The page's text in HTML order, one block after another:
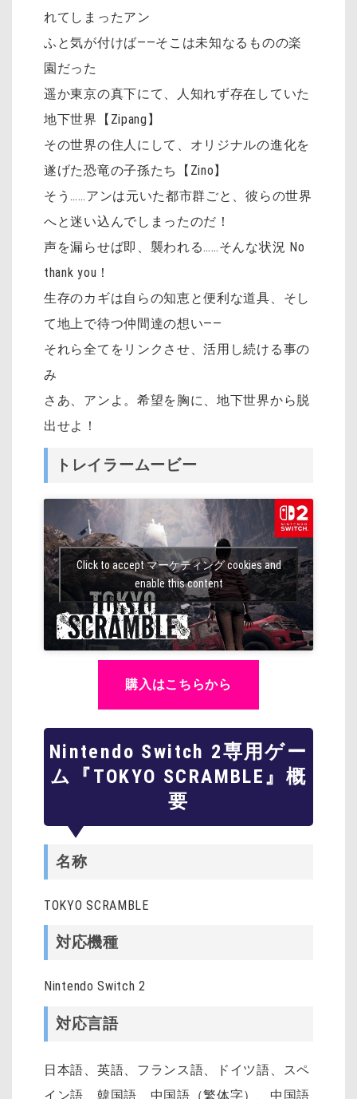
れてしまったアン
ふと気が付けば――そこは未知なるものの楽
園だった
遥か東京の真下にて、人知れず存在していた
地下世界【Zipang】
その世界の住人にして、オリジナルの進化を
遂げた恐竜の子孫たち【Zino】
そう……アンは元いた都市群ごと、彼らの世界
へと迷い込んでしまったのだ！
声を漏らせば即、襲われる……そんな状況 No
thank you！
生存のカギは自らの知恵と便利な道具、そし
て地上で待つ仲間達の想い――
それら全てをリンクさせ、活用し続ける事の
み
さあ、アンよ。希望を胸に、地下世界から脱
出せよ！
トレイラームービー
Click to accept マーケティング cookies and
enable this content
購入はこちらから
Nintendo Switch 2専用ゲー
ム『TOKYO SCRAMBLE』概
要
名称
TOKYO SCRAMBLE
対応機種
Nintendo Switch 2
対応言語
日本語、英語、フランス語、ドイツ語、スペ
イン語、韓国語、中国語（繁体字）、中国語